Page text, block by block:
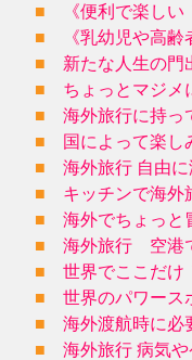
■
《便利で楽し
■
《乳幼児や高
■
新たな人生の門
■
ちょっとマジ
■
海外旅行に持っ
■
国によって楽し
■
海外旅行 自由
■
キッチンで海外
■
海外でちょっと
■
海外旅行 空港
■
世界でここだけ
■
世界のパワース
■
海外渡航時に必
■
海外旅行 病気